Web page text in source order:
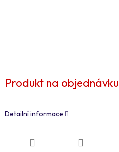
Produkt na objednávku
Detailní informace